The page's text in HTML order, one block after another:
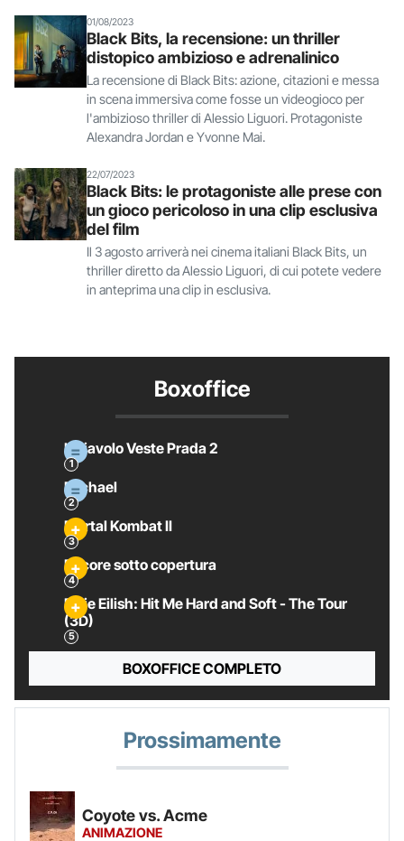
01/08/2023
Black Bits, la recensione: un thriller
distopico ambizioso e adrenalinico
La recensione di Black Bits: azione, citazioni e messa
in scena immersiva come fosse un videogioco per
l'ambizioso thriller di Alessio Liguori. Protagoniste
Alexandra Jordan e Yvonne Mai.
22/07/2023
Black Bits: le protagoniste alle prese con
un gioco pericoloso in una clip esclusiva
del film
Il 3 agosto arriverà nei cinema italiani Black Bits, un
thriller diretto da Alessio Liguori, di cui potete vedere
in anteprima una clip in esclusiva.
Boxoffice
Il Diavolo Veste Prada 2
Michael
Mortal Kombat II
Pecore sotto copertura
Billie Eilish: Hit Me Hard and Soft - The Tour
(3D)
BOXOFFICE COMPLETO
Prossimamente
Coyote vs. Acme
ANIMAZIONE